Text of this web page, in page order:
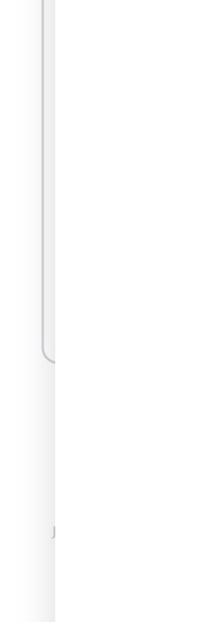
הכל
גם כמה מגמות
העסקים בישראל
ב-2024.